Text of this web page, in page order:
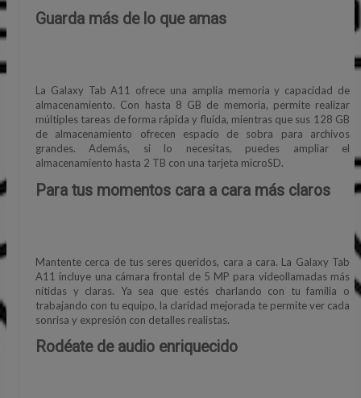
Guarda más de lo que amas
La Galaxy Tab A11 ofrece una amplia memoria y capacidad de
almacenamiento. Con hasta 8 GB de memoria, permite realizar
múltiples tareas de forma rápida y fluida, mientras que sus 128 GB
de almacenamiento ofrecen espacio de sobra para archivos
grandes. Además, si lo necesitas, puedes ampliar el
almacenamiento hasta 2 TB con una tarjeta microSD.
Para tus momentos cara a cara más claros
Mantente cerca de tus seres queridos, cara a cara. La Galaxy Tab
A11 incluye una cámara frontal de 5 MP para videollamadas más
nítidas y claras. Ya sea que estés charlando con tu familia o
trabajando con tu equipo, la claridad mejorada te permite ver cada
sonrisa y expresión con detalles realistas.
Rodéate de audio enriquecido